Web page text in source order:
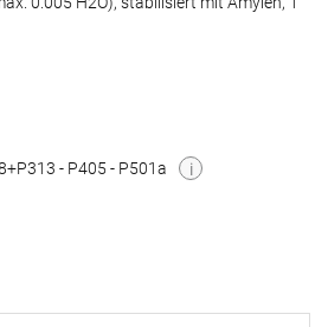
- P405 - P501a
i